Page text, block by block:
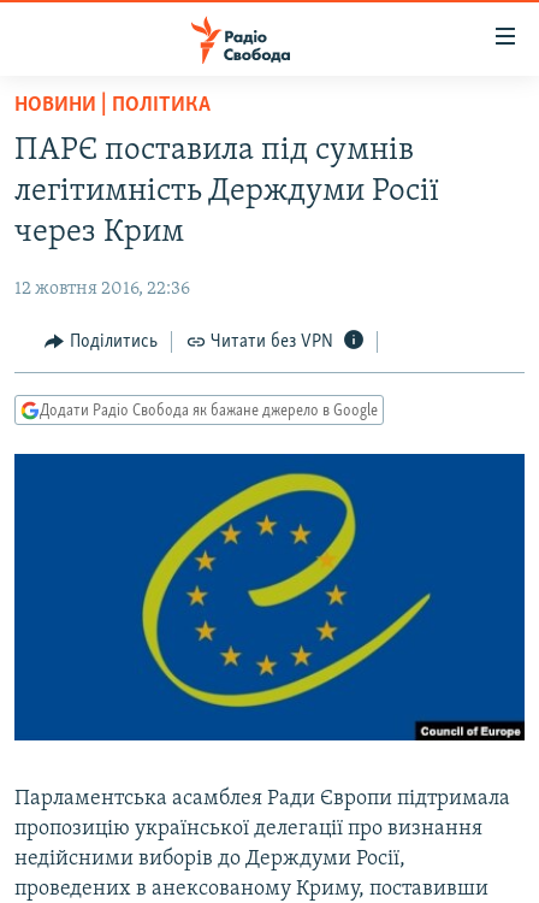
Перейти
основного
матеріалу
основної
Перейти
до
пошуку
СУСПІЛЬСТВО
РОСІЙСЬКА «ФІЛЬТРАЦІЯ»
ДОНБАС.РЕАЛІЇ
ТИ ЯК?
МУЛЬТИМЕДІА
СПЕЦПРОЄКТИ
РУС
УКР
КТАТ
НОВИНИ | ПОЛІТИКА
ПАРЄ поставила під сумнів
легітимність Держдуми Росії
через Крим
12 жовтня 2016, 22:36
Поділитись Читати без VPN
Додати Радіо Свобода як бажане джерело в Google
Парламентська асамблея Ради Європи підтримала
пропозицію української делегації про визнання
недійсними виборів до Держдуми Росії,
проведених в анексованому Криму, поставивши